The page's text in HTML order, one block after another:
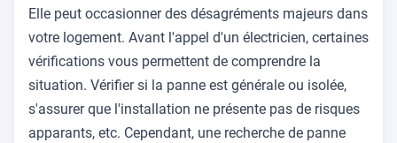
Elle peut occasionner des désagréments majeurs dans
votre logement. Avant l'appel d'un électricien, certaines
vérifications vous permettent de comprendre la
situation. Vérifier si la panne est générale ou isolée,
s'assurer que l'installation ne présente pas de risques
apparants, etc. Cependant, une recherche de panne